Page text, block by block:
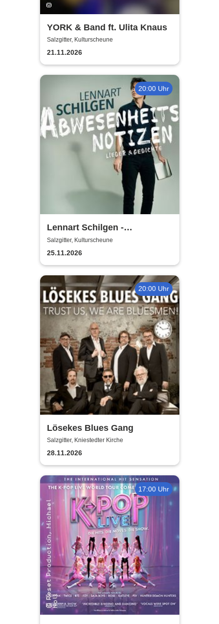
YORK & Band ft. Ulita Knaus
Salzgitter, Kulturscheune
21.11.2026
20:00 Uhr
Lennart Schilgen -
Abwesenheitsnotizen
Salzgitter, Kulturscheune
25.11.2026
20:00 Uhr
Lösekes Blues Gang
Salzgitter, Kniestedter Kirche
28.11.2026
17:00 Uhr